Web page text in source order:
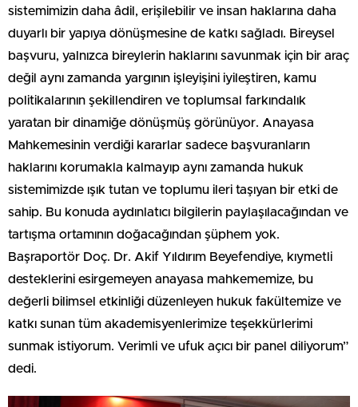
sistemimizin daha âdil, erişilebilir ve insan haklarına daha
duyarlı bir yapıya dönüşmesine de katkı sağladı. Bireysel
başvuru, yalnızca bireylerin haklarını savunmak için bir araç
değil aynı zamanda yargının işleyişini iyileştiren, kamu
politikalarının şekillendiren ve toplumsal farkındalık
yaratan bir dinamiğe dönüşmüş görünüyor. Anayasa
Mahkemesinin verdiği kararlar sadece başvuranların
haklarını korumakla kalmayıp aynı zamanda hukuk
sistemimizde ışık tutan ve toplumu ileri taşıyan bir etki de
sahip. Bu konuda aydınlatıcı bilgilerin paylaşılacağından ve
tartışma ortamının doğacağından şüphem yok.
Başraportör Doç. Dr. Akif Yıldırım Beyefendiye, kıymetli
desteklerini esirgemeyen anayasa mahkememize, bu
değerli bilimsel etkinliği düzenleyen hukuk fakültemize ve
katkı sunan tüm akademisyenlerimize teşekkürlerimi
sunmak istiyorum. Verimli ve ufuk açıcı bir panel diliyorum”
dedi.